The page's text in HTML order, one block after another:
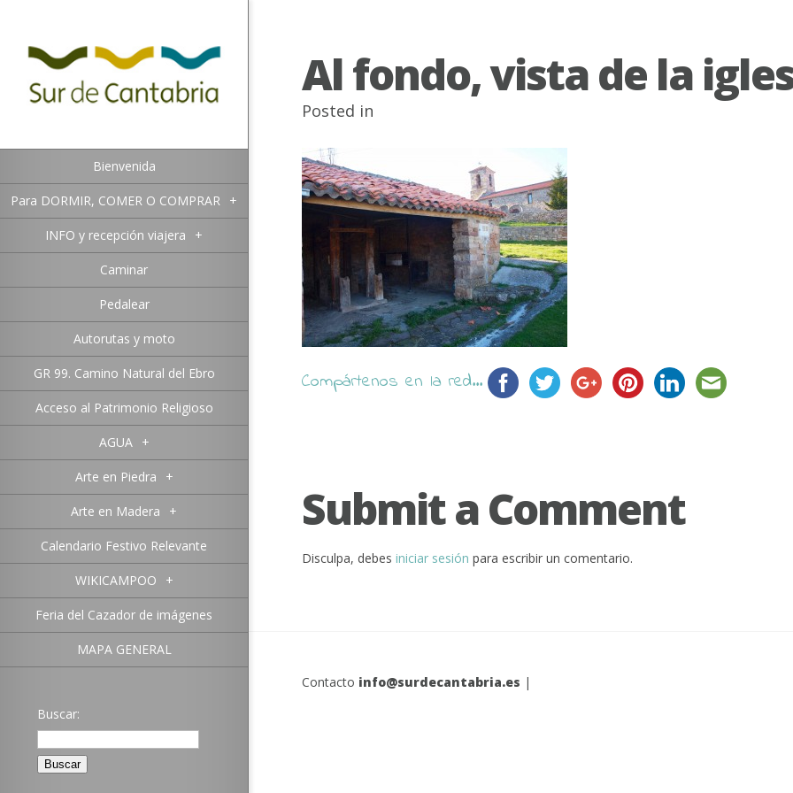
Bienvenida
Para DORMIR, COMER O COMPRAR +
INFO y recepción viajera +
Caminar
Pedalear
Autorutas y moto
GR 99. Camino Natural del Ebro
Acceso al Patrimonio Religioso
AGUA +
Arte en Piedra +
Arte en Madera +
Calendario Festivo Relevante
WIKICAMPOO +
Feria del Cazador de imágenes
MAPA GENERAL
Buscar:
Al fondo, vista de la
Posted in
Compártenos en la red...
Submit a Comment
Disculpa, debes iniciar sesión para escribir un comentario.
Contacto info@surdecantabria.es |